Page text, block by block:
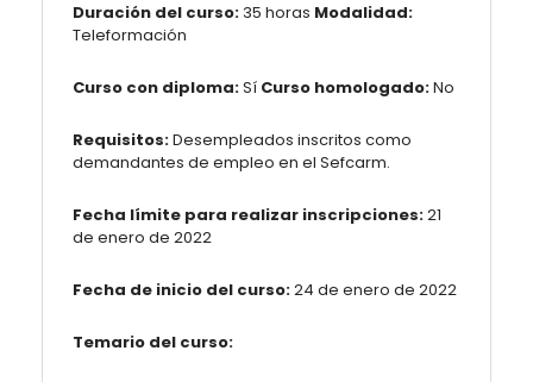
Duración del curso: 35 horas Modalidad:
Teleformación
Curso con diploma:Sí Curso homologado:No
Requisitos:Desempleados inscritos como
demandantes de empleo en el Sefcarm.
Fecha límite para realizar inscripciones:21
de enero de 2022
Fecha de inicio del curso:24 de enero de 2022
Temario del curso: